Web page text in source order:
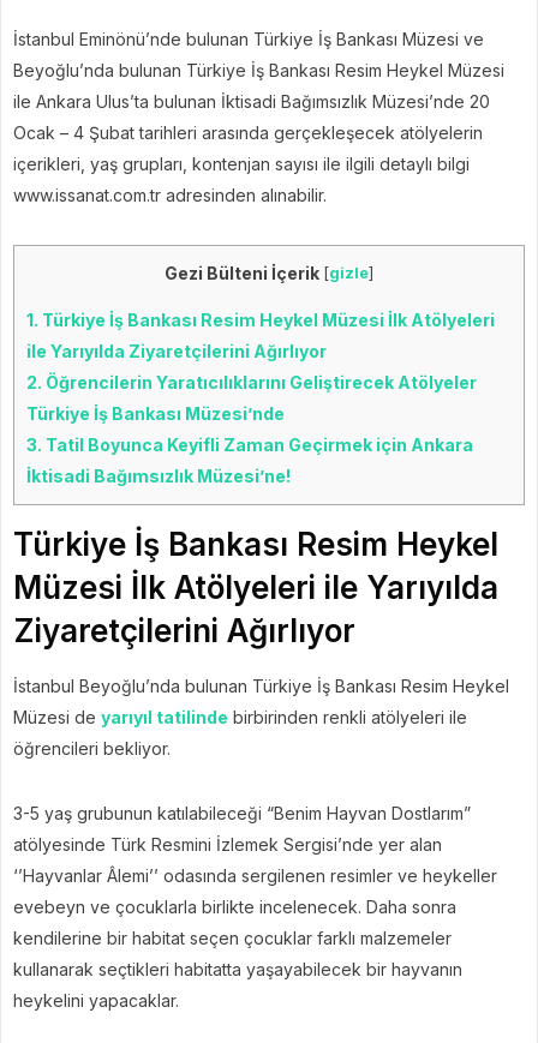
İstanbul Eminönü’nde bulunan Türkiye İş Bankası Müzesi ve
Beyoğlu’nda bulunan Türkiye İş Bankası Resim Heykel Müzesi
ile Ankara Ulus’ta bulunan İktisadi Bağımsızlık Müzesi’nde 20
Ocak – 4 Şubat tarihleri arasında gerçekleşecek atölyelerin
içerikleri, yaş grupları, kontenjan sayısı ile ilgili detaylı bilgi
www.issanat.com.tr adresinden alınabilir.
Gezi Bülteni İçerik [gizle]
1. Türkiye İş Bankası Resim Heykel Müzesi İlk Atölyeleri
ile Yarıyılda Ziyaretçilerini Ağırlıyor
2. Öğrencilerin Yaratıcılıklarını Geliştirecek Atölyeler
Türkiye İş Bankası Müzesi’nde
3. Tatil Boyunca Keyifli Zaman Geçirmek için Ankara
İktisadi Bağımsızlık Müzesi’ne!
Türkiye İş Bankası Resim Heykel
Müzesi İlk Atölyeleri ile Yarıyılda
Ziyaretçilerini Ağırlıyor
İstanbul Beyoğlu’nda bulunan Türkiye İş Bankası Resim Heykel
Müzesi de yarıyıl tatilinde birbirinden renkli atölyeleri ile
öğrencileri bekliyor.
3-5 yaş grubunun katılabileceği “Benim Hayvan Dostlarım”
atölyesinde Türk Resmini İzlemek Sergisi’nde yer alan
‘’Hayvanlar Âlemi’’ odasında sergilenen resimler ve heykeller
evebeyn ve çocuklarla birlikte incelenecek. Daha sonra
kendilerine bir habitat seçen çocuklar farklı malzemeler
kullanarak seçtikleri habitatta yaşayabilecek bir hayvanın
heykelini yapacaklar.